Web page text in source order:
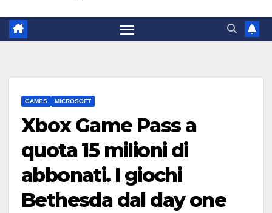
GAMES MICROSOFT
Xbox Game Pass a
quota 15 milioni di
abbonati. I giochi
Bethesda dal day one